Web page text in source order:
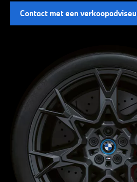
Contact met een